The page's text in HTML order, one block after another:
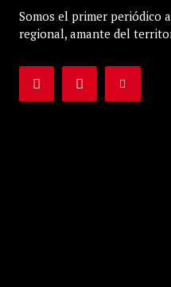
Somos el primer periódico
regional, amante del